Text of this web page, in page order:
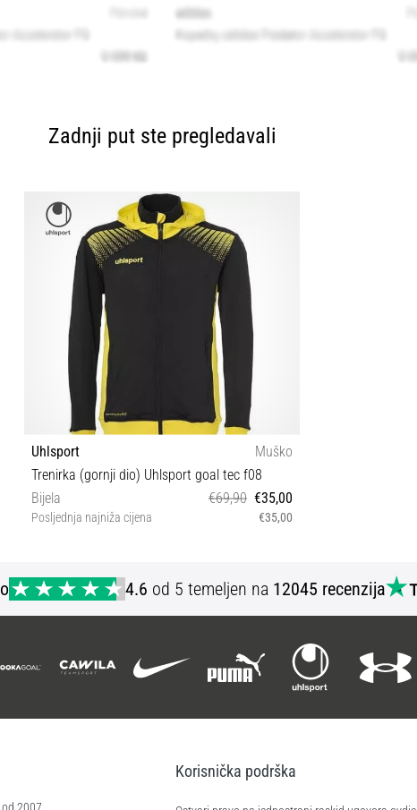
Zadnji put ste pregledavali
Uhlsport
Muško
Trenirka (gornji dio) Uhlsport goal tec f08
Bijela
€69,90 €35,00
Posljednja najniža cijena €35,00
4.6 od 5 temeljen na 12045 recenzija
Korisnička podrška